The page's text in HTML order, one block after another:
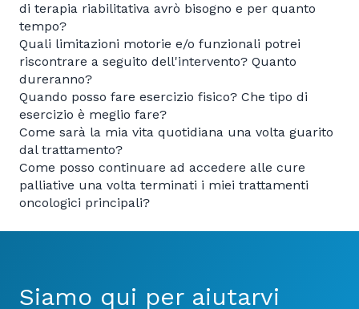
di terapia riabilitativa avrò bisogno e per quanto
tempo?
Quali limitazioni motorie e/o funzionali potrei
riscontrare a seguito dell'intervento? Quanto
dureranno?
Quando posso fare esercizio fisico? Che tipo di
esercizio è meglio fare?
Come sarà la mia vita quotidiana una volta guarito
dal trattamento?
Come posso continuare ad accedere alle cure
palliative una volta terminati i miei trattamenti
oncologici principali?
Siamo qui per aiutarvi